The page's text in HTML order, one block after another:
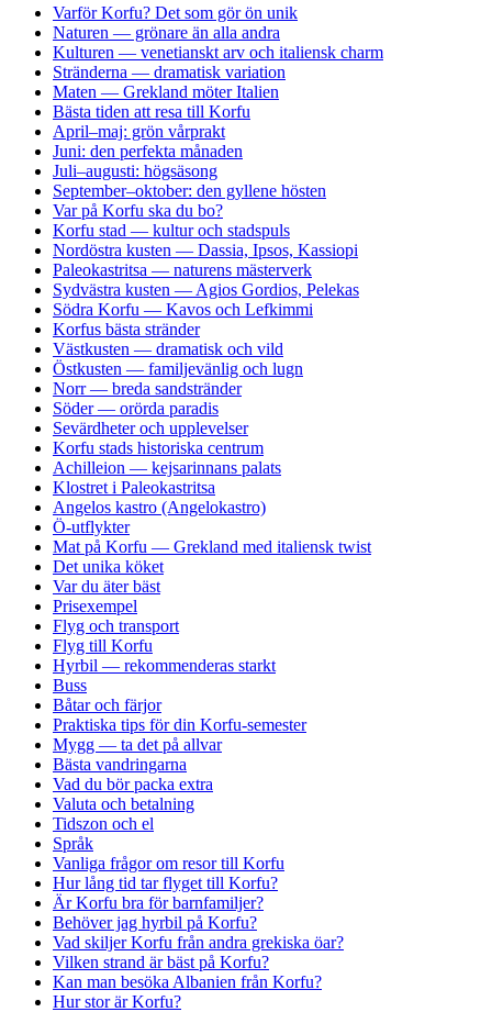
Varför Korfu? Det som gör ön unik
Naturen — grönare än alla andra
Kulturen — venetianskt arv och italiensk charm
Stränderna — dramatisk variation
Maten — Grekland möter Italien
Bästa tiden att resa till Korfu
April–maj: grön vårprakt
Juni: den perfekta månaden
Juli–augusti: högsäsong
September–oktober: den gyllene hösten
Var på Korfu ska du bo?
Korfu stad — kultur och stadspuls
Nordöstra kusten — Dassia, Ipsos, Kassiopi
Paleokastritsa — naturens mästerverk
Sydvästra kusten — Agios Gordios, Pelekas
Södra Korfu — Kavos och Lefkimmi
Korfus bästa stränder
Västkusten — dramatisk och vild
Östkusten — familjevänlig och lugn
Norr — breda sandstränder
Söder — orörda paradis
Sevärdheter och upplevelser
Korfu stads historiska centrum
Achilleion — kejsarinnans palats
Klostret i Paleokastritsa
Angelos kastro (Angelokastro)
Ö-utflykter
Mat på Korfu — Grekland med italiensk twist
Det unika köket
Var du äter bäst
Prisexempel
Flyg och transport
Flyg till Korfu
Hyrbil — rekommenderas starkt
Buss
Båtar och färjor
Praktiska tips för din Korfu-semester
Mygg — ta det på allvar
Bästa vandringarna
Vad du bör packa extra
Valuta och betalning
Tidszon och el
Språk
Vanliga frågor om resor till Korfu
Hur lång tid tar flyget till Korfu?
Är Korfu bra för barnfamiljer?
Behöver jag hyrbil på Korfu?
Vad skiljer Korfu från andra grekiska öar?
Vilken strand är bäst på Korfu?
Kan man besöka Albanien från Korfu?
Hur stor är Korfu?